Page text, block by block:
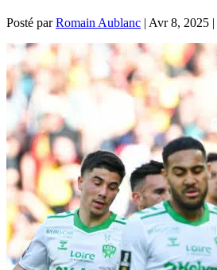
Posté parRomain Aublanc | Avr 8, 2025 |